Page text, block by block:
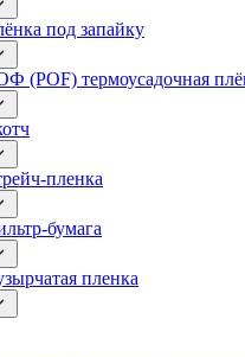
под запайку
(POF) термоусадочная
пленка
бумага
пленка